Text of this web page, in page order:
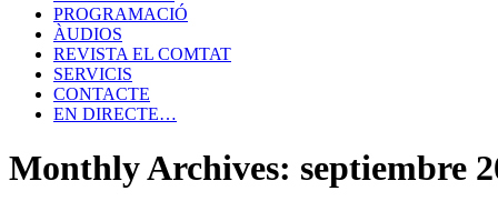
PROGRAMACIÓ
ÀUDIOS
REVISTA EL COMTAT
SERVICIS
CONTACTE
EN DIRECTE…
Monthly Archives: septiembre